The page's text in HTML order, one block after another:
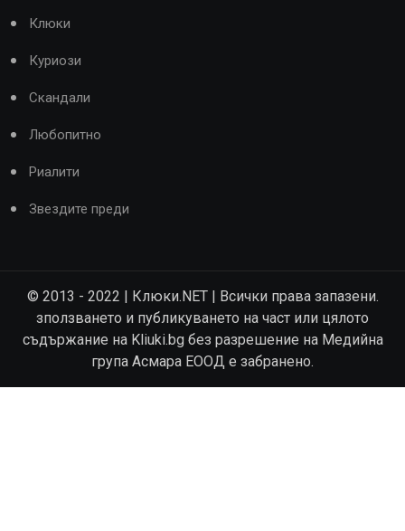
Клюки
Куриози
Скандали
Любопитно
Риалити
Звездите преди
© 2013 - 2022 | Клюки.NET | Всички права запазени.
зползването и публикуването на част или цялото
съдържание на Kliuki.bg без разрешение на Медийна
група Асмара ЕООД е забранено.